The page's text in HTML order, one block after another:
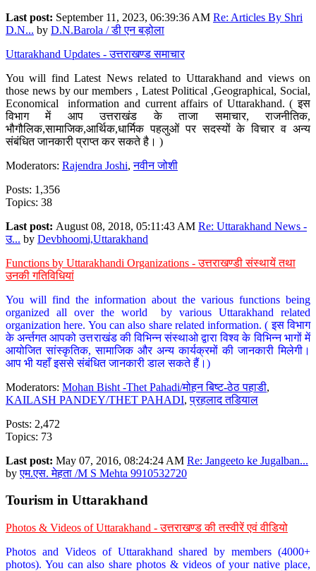
Last post: September 11, 2023, 06:39:36 AM Re: Articles By Shri
D.N... by D.N.Barola / डी एन बड़ोला
Uttarakhand Updates - उत्तराखण्ड समाचार
You will find Latest News related to Uttarakhand and views on
those news by our members , Latest Political ,Geographical, Social,
Economical information and current affairs of Uttarakhand. ( इस
विभाग में आप उत्तराखंड के ताजा समाचार, राजनीतिक,
भौगौलिक,सामाजिक,आर्थिक,धार्मिक पहलुओं पर सदस्यों के विचार व अन्य
संबंधित जानकारी प्राप्त कर सकते है। )
Moderators: Rajendra Joshi,नवीन जोशी
Posts: 1,356
Topics: 38
Last post: August 08, 2018, 05:11:43 AM Re: Uttarakhand News -
उ... by Devbhoomi,Uttarakhand
Functions by Uttarakhandi Organizations - उत्तराखण्डी संस्थायें तथा
उनकी गतिविधियां
You will find the information about the various functions being
organized all over the world by various Uttarakhand related
organization here. You can also share related information. ( इस विभाग
के अर्न्तगत आपको उत्तराखंड की विभिन्न संस्थाओ द्वारा विश्व के विभिन्न भागों में
आयोजित सांस्कृतिक, सामाजिक और अन्य कार्यक्रमों की जानकारी मिलेगी।
आप भी यहाँ इससे संबंधित जानकारी डाल सकते हैं।)
Moderators: Mohan Bisht -Thet Pahadi/मोहन बिष्ट-ठेठ पहाडी,
KAILASH PANDEY/THET PAHADI,प्रहलाद तडियाल
Posts: 2,472
Topics: 73
Last post: May 07, 2016, 08:24:24 AM Re: Jangeeto ke Jugalban...
byएम.एस. मेहता /M S Mehta 9910532720
Tourism in Uttarakhand
Photos & Videos of Uttarakhand - उत्तराखण्ड की तस्वीरें एवं वीडियो
Photos and Videos of Uttarakhand shared by members (4000+
photos). You can also share photos & videos of your native place,